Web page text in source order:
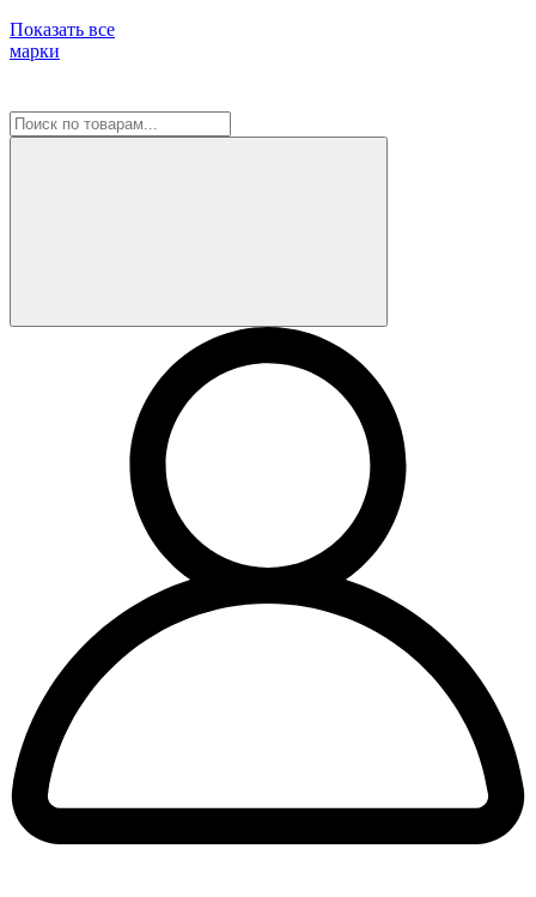
Показать все
марки